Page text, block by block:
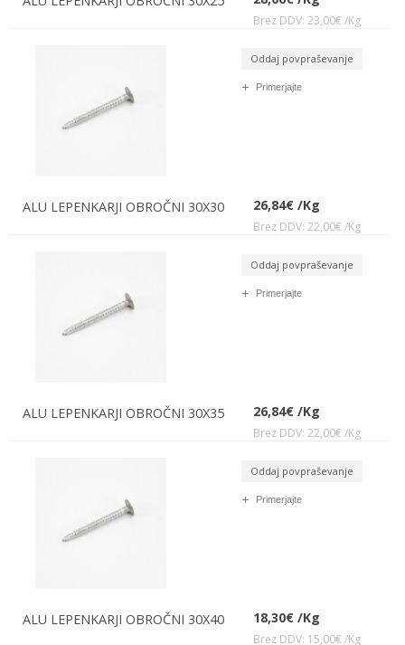
Brez DDV: 23,00€ /Kg
Oddaj povpraševanje
Primerjajte
26,84€ /Kg
Brez DDV: 22,00€ /Kg
ALU LEPENKARJI OBROČNI 30X30
Oddaj povpraševanje
Primerjajte
26,84€ /Kg
Brez DDV: 22,00€ /Kg
ALU LEPENKARJI OBROČNI 30X35
Oddaj povpraševanje
Primerjajte
18,30€ /Kg
Brez DDV: 15,00€ /Kg
ALU LEPENKARJI OBROČNI 30X40